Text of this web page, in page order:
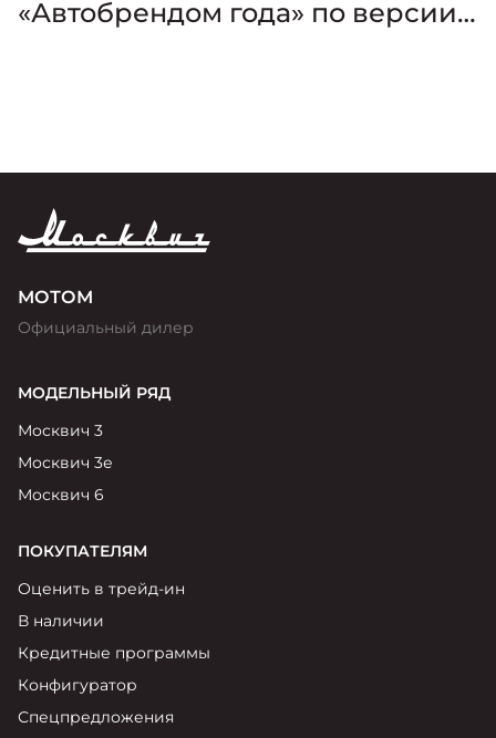
«Автобрендом года» по версии
МОТОМ
Официальный дилер
МОДЕЛЬНЫЙ РЯД
Москвич 3
Москвич 3е
Москвич 6
ПОКУПАТЕЛЯМ
Оценить в трейд-ин
В наличии
Кредитные программы
Конфигуратор
Спецпредложения